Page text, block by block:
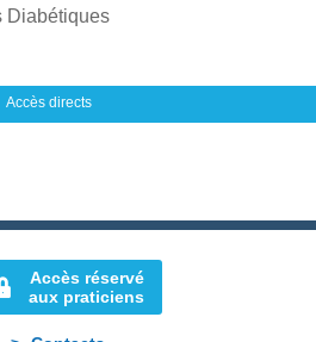
Diabétiques
Accès directs
Accès réservé
aux praticiens